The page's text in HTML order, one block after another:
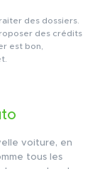
des dossiers.
des crédits
est bon,
voiture, en
tous les